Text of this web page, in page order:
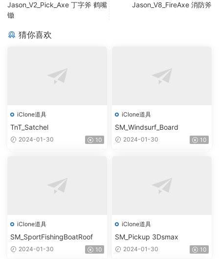
Jason_V2_Pick_Axe 丁字斧 鹤嘴
锄
Jason_V8_FireAxe 消防斧
猜你喜欢
iClone道具
TnT_Satchel
2024-01-30 10
iClone道具
SM_Windsurf_Board
2024-01-30 10
iClone道具
SM_SportFishingBoatRoof
2024-01-30 10
iClone道具
SM_Pickup 3Dsmax
2024-01-30 10